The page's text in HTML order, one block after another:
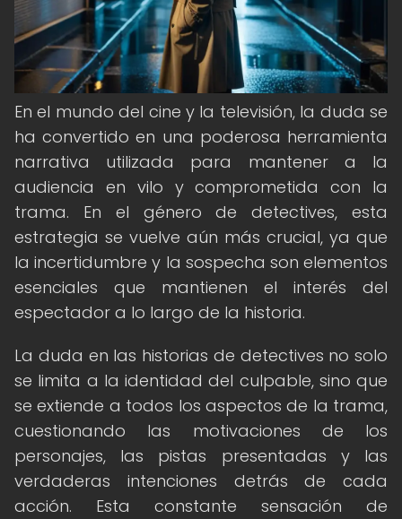
En el mundo del cine y la televisión, la duda se
ha convertido en una poderosa herramienta
narrativa utilizada para mantener a la
audiencia en vilo y comprometida con la
trama. En el género de detectives, esta
estrategia se vuelve aún más crucial, ya que
la incertidumbre y la sospecha son elementos
esenciales que mantienen el interés del
espectador a lo largo de la historia.
La duda en las historias de detectives no solo
se limita a la identidad del culpable, sino que
se extiende a todos los aspectos de la trama,
cuestionando las motivaciones de los
personajes, las pistas presentadas y las
verdaderas intenciones detrás de cada
acción. Esta constante sensación de